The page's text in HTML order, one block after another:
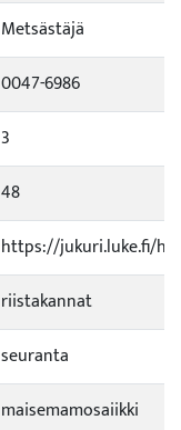
Metsästäjä
0047-6986
3
48
https://jukuri.luke.fi/
riistakannat
seuranta
maisemamosaiikki